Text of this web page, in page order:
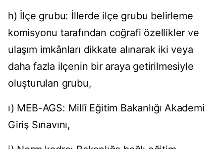
h) İlçe grubu: İllerde ilçe grubu belirleme
komisyonu tarafından coğrafi özellikler ve
ulaşım imkânları dikkate alınarak iki veya
daha fazla ilçenin bir araya getirilmesiyle
oluşturulan grubu,
ı) MEB-AGS: Millî Eğitim Bakanlığı Akademi
Giriş Sınavını,